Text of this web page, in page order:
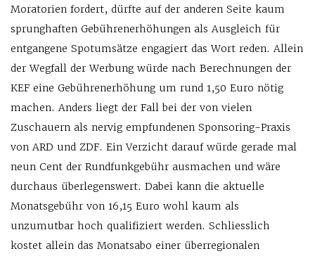
Moratorien fordert, dürfte auf der anderen Seite kaum
sprunghaften Gebührenerhöhungen als Ausgleich für
entgangene Spotumsätze engagiert das Wort reden. Allein
der Wegfall der Werbung würde nach Berechnungen der
KEF eine Gebührenerhöhung um rund 1,50 Euro nötig
machen. Anders liegt der Fall bei der von vielen
Zuschauern als nervig empfundenen Sponsoring-Praxis
von ARD und ZDF. Ein Verzicht darauf würde gerade mal
neun Cent der Rundfunkgebühr ausmachen und wäre
durchaus überlegenswert. Dabei kann die aktuelle
Monatsgebühr von 16,15 Euro wohl kaum als
unzumutbar hoch qualifiziert werden. Schliesslich
kostet allein das Monatsabo einer überregionalen